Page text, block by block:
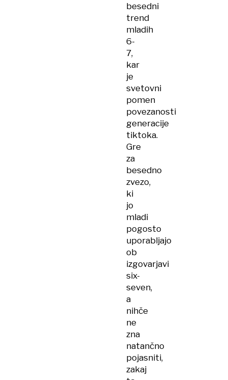
besedni
trend
mladih
6-
7,
kar
je
svetovni
pomen
povezanosti
generacije
tiktoka.
Gre
za
besedno
zvezo,
ki
jo
mladi
pogosto
uporabljajo
ob
izgovarjavi
six-
seven,
a
nihče
ne
zna
natančno
pojasniti,
zakaj